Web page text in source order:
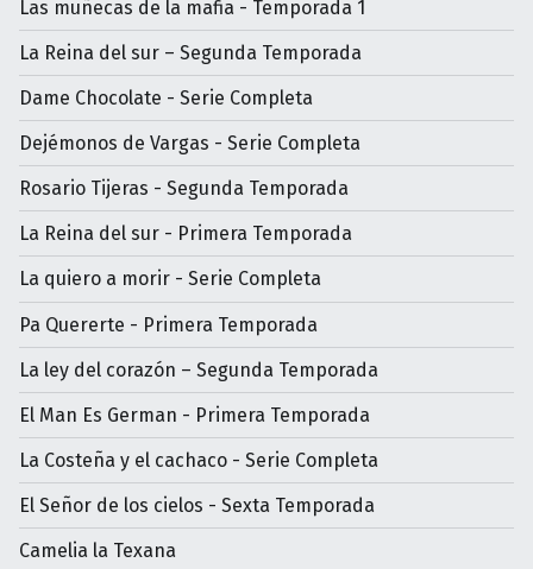
Las muñecas de la mafia - Temporada 1
La Reina del sur – Segunda Temporada
Dame Chocolate - Serie Completa
Dejémonos de Vargas - Serie Completa
Rosario Tijeras - Segunda Temporada
La Reina del sur - Primera Temporada
La quiero a morir - Serie Completa
Pa Quererte - Primera Temporada
La ley del corazón – Segunda Temporada
El Man Es German - Primera Temporada
La Costeña y el cachaco - Serie Completa
El Señor de los cielos - Sexta Temporada
Camelia la Texana